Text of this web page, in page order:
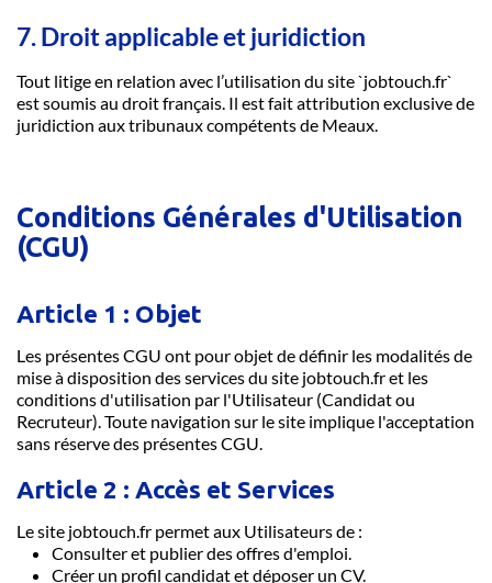
7. Droit applicable et juridiction
Tout litige en relation avec l’utilisation du site `jobtouch.fr`
est soumis au droit français. Il est fait attribution exclusive de
juridiction aux tribunaux compétents de Meaux.
Conditions Générales d'Utilisation
(CGU)
Article 1 : Objet
Les présentes CGU ont pour objet de définir les modalités de
mise à disposition des services du site jobtouch.fr et les
conditions d'utilisation par l'Utilisateur (Candidat ou
Recruteur). Toute navigation sur le site implique l'acceptation
sans réserve des présentes CGU.
Article 2 : Accès et Services
Le site jobtouch.fr permet aux Utilisateurs de :
Consulter et publier des offres d'emploi.
Créer un profil candidat et déposer un CV.